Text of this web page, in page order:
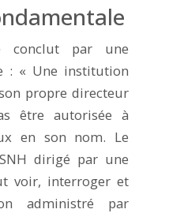
conclut par une
: « Une institution
propre directeur
être autorisée à
en son nom. Le
dirigé par une
voir, interroger et
administré par